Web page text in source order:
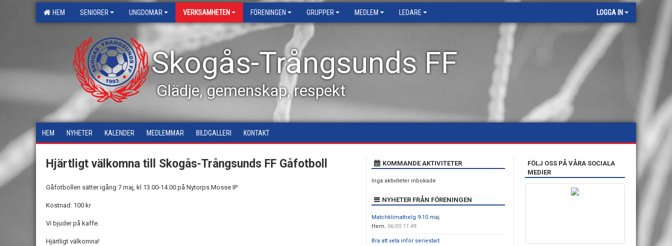
HEM SENIORER UNGDOMAR VERKSAMHETEN FÖRENINGEN GRUPPER MEDLEM LEDARE LOGGA IN
Skogås-Trångsunds FF
Glädje, gemenskap, respekt
HEM NYHETER KALENDER MEDLEMMAR BILDGALLERI KONTAKT
Hjärtligt välkomna till Skogås-Trångsunds FF Gåfotboll
Gåfotbollen sätter igång 7 maj, kl 13.00-14.00 på Nytorps Mosse IP
Kostnad: 100 kr
Vi bjuder på kaffe.
Hjärtligt välkomna!
KOMMANDE AKTIVITETER
Inga aktiviteter inbokade
NYHETER FRÅN FÖRENINGEN
Matchklimathelg 9-10 maj
Hem, 06/05 11:49
Bra att veta inför seriestart
FÖLJ OSS PÅ VÅRA SOCIALA
MEDIER